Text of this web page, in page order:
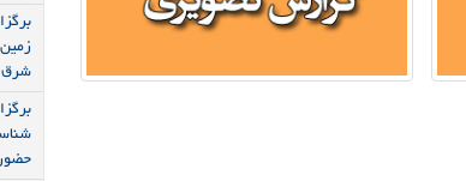
شرق